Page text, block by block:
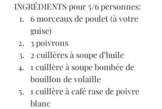
INGRÉDIENTS pour 5/6 personnes:
6 morceaux de poulet (à votre
guise)
3 poivrons
2 cuillères à soupe d’huile
1 cuillère à soupe bombée de
bouillon de volaille
1 cuillère à café rase de poivre
blanc